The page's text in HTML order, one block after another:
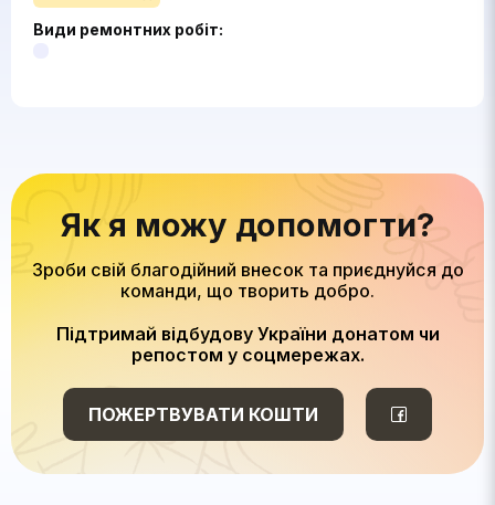
Види ремонтних робіт:
Як я можу допомогти?
Зроби свій благодійний внесок та приєднуйся до
команди, що творить добро.
Підтримай відбудову України донатом чи
репостом у соцмережах.
ПОЖЕРТВУВАТИ КОШТИ